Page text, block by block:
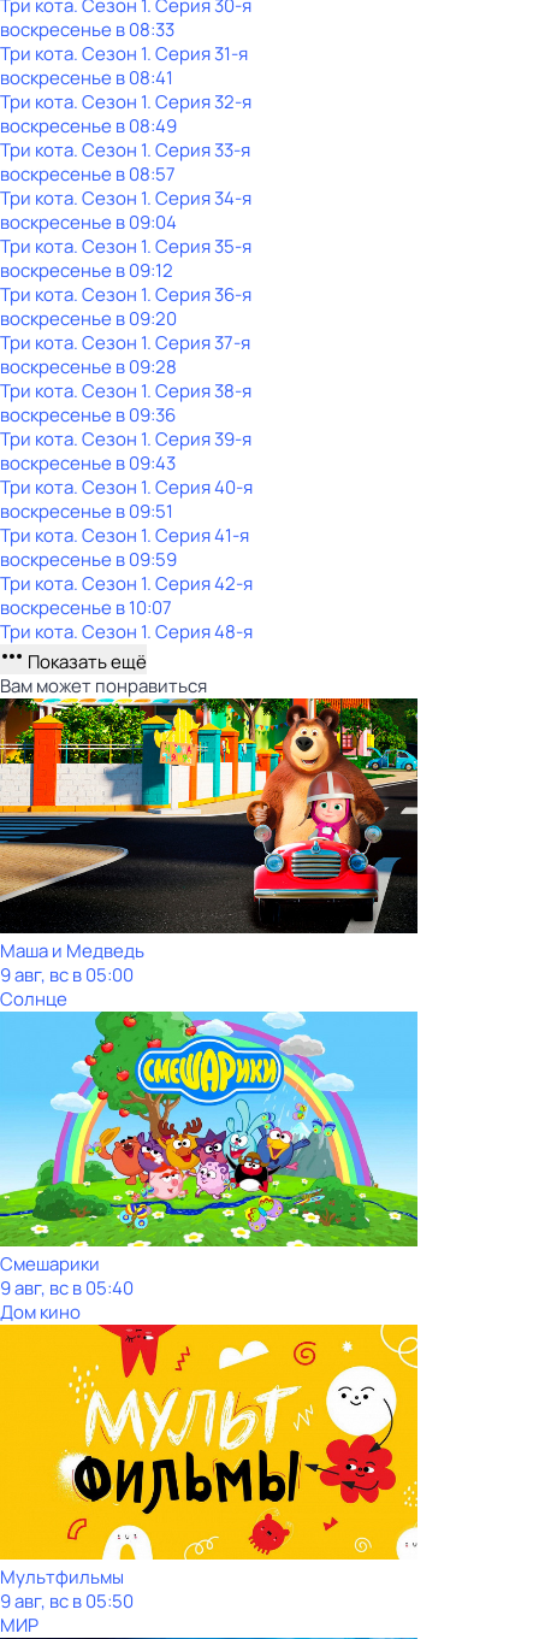
Три кота. Сезон 1. Серия 30-я
воскресенье в08:33
Три кота. Сезон 1. Серия 31-я
воскресенье в08:41
Три кота. Сезон 1. Серия 32-я
воскресенье в08:49
Три кота. Сезон 1. Серия 33-я
воскресенье в08:57
Три кота. Сезон 1. Серия 34-я
воскресенье в09:04
Три кота. Сезон 1. Серия 35-я
воскресенье в09:12
Три кота. Сезон 1. Серия 36-я
воскресенье в09:20
Три кота. Сезон 1. Серия 37-я
воскресенье в09:28
Три кота. Сезон 1. Серия 38-я
воскресенье в09:36
Три кота. Сезон 1. Серия 39-я
воскресенье в09:43
Три кота. Сезон 1. Серия 40-я
воскресенье в09:51
Три кота. Сезон 1. Серия 41-я
воскресенье в09:59
Три кота. Сезон 1. Серия 42-я
воскресенье в10:07
Три кота. Сезон 1. Серия 48-я
Показать ещё
Вам может понравиться
Маша и Медведь
9 авг, вс в 05:00
Солнце
Смешарики
9 авг, вс в 05:40
Дом кино
Мультфильмы
9 авг, вс в 05:50
МИР